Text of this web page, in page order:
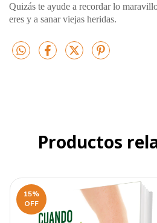
Quizás te ayude a recordar lo
eres y a sanar viejas heridas.
Productos
15%
OFF